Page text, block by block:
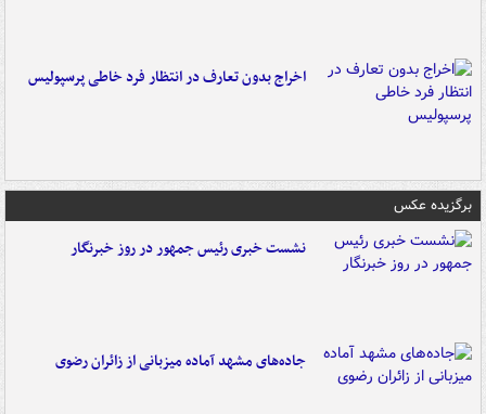
اخراج بدون تعارف در انتظار فرد خاطی پرسپولیس
برگزیده عکس
نشست خبری رئیس جمهور در روز خبرنگار
جاده‌های مشهد آماده میزبانی از زائران رضوی